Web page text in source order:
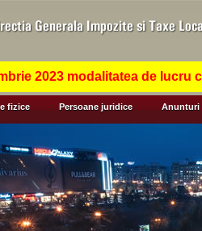
2023 modalitatea de
fizice Persoane juridice Anunturi